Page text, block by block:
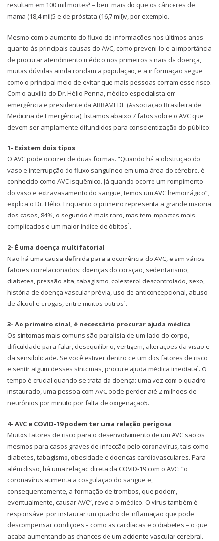
resultam em 100 mil mortes³ – bem mais do que os cânceres de
mama (18,4 mil)5 e de próstata (16,7 mil)v, por exemplo.
Mesmo com o aumento do fluxo de informações nos últimos anos
quanto às principais causas do AVC, como preveni-lo e a importância
de procurar atendimento médico nos primeiros sinais da doença,
muitas dúvidas ainda rondam a população, e a informação segue
como o principal meio de evitar que mais pessoas corram esse risco.
Com o auxílio do Dr. Hélio Penna, médico especialista em
emergência e presidente da ABRAMEDE (Associação Brasileira de
Medicina de Emergência), listamos abaixo 7 fatos sobre o AVC que
devem ser amplamente difundidos para conscientização do público:
1- Existem dois tipos
O AVC pode ocorrer de duas formas. “Quando há a obstrução do
vaso e interrupção do fluxo sanguíneo em uma área do cérebro, é
conhecido como AVC isquêmico. Já quando ocorre um rompimento
do vaso e extravasamento do sangue, temos um AVC hemorrágico”,
explica o Dr. Hélio. Enquanto o primeiro representa a grande maioria
dos casos, 84%, o segundo é mais raro, mas tem impactos mais
complicados e um maior índice de óbitos¹.
2- É uma doença multifatorial
Não há uma causa definida para a ocorrência do AVC, e sim vários
fatores correlacionados: doenças do coração, sedentarismo,
diabetes, pressão alta, tabagismo, colesterol descontrolado, sexo,
história de doença vascular prévia, uso de anticoncepcional, abuso
de álcool e drogas, entre muitos outros¹.
3- Ao primeiro sinal, é necessário procurar ajuda médica
Os sintomas mais comuns são paralisia de um lado do corpo,
dificuldade para falar, desequilíbrio, vertigem, alterações da visão e
da sensibilidade. Se você estiver dentro de um dos fatores de risco
e sentir algum desses sintomas, procure ajuda médica imediata¹. O
tempo é crucial quando se trata da doença: uma vez com o quadro
instaurado, uma pessoa com AVC pode perder até 2 milhões de
neurônios por minuto por falta de oxigenação5.
4- AVC e COVID-19 podem ter uma relação perigosa
Muitos fatores de risco para o desenvolvimento de um AVC são os
mesmos para casos graves de infecção pelo coronavírus, tais como
diabetes, tabagismo, obesidade e doenças cardiovasculares. Para
além disso, há uma relação direta da COVID-19 com o AVC: “o
coronavírus aumenta a coagulação do sangue e,
consequentemente, a formação de trombos, que podem,
eventualmente, causar AVC”, revela o médico. O vírus também é
responsável por instaurar um quadro de inflamação que pode
descompensar condições – como as cardíacas e o diabetes – o que
acaba aumentando as chances de um acidente vascular cerebral.